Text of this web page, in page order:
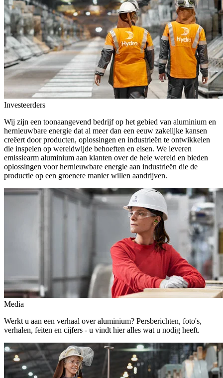
Investeerders
Wij zijn een toonaangevend bedrijf op het gebied van aluminium en
hernieuwbare energie dat al meer dan een eeuw zakelijke kansen
creëert door producten, oplossingen en industrieën te ontwikkelen
die inspelen op wereldwijde behoeften en eisen. We leveren
emissiearm aluminium aan klanten over de hele wereld en bieden
oplossingen voor hernieuwbare energie aan industrieën die de
productie op een groenere manier willen aandrijven.
Media
Werkt u aan een verhaal over aluminium? Persberichten, foto's,
verhalen, feiten en cijfers - u vindt hier alles wat u nodig heeft.